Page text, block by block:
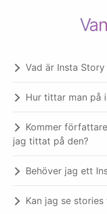
Vad är Insta Story
Hur tittar man på
Kommer
jag tittat på den?
Behöver jag ett
Kan jag se